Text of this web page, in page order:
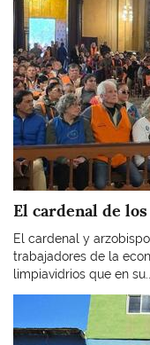
El cardenal de
El cardenal y
trabajadores de la
limpiavidrios que en su...